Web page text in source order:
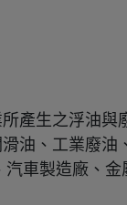
產生之浮油與
油、工業廢油
車製造廠、